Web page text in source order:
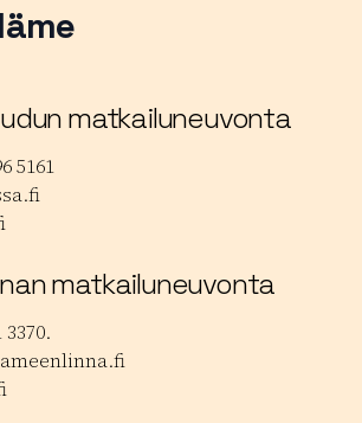
matkailuneuvonta
5161
matkailuneuvonta
3370.